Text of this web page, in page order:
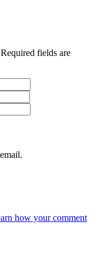
Required fields are
how your comment